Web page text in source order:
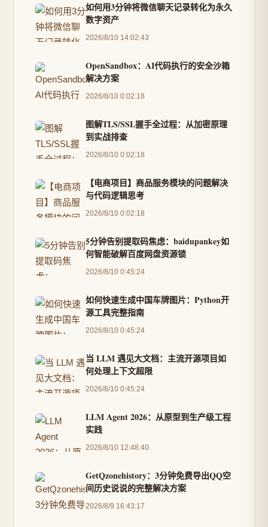
如何用3分钟将微信聊天记录转化为永久
数字资产
2026/8/10 14:02:43
OpenSandbox：AI代码执行的安全沙箱
解决方案
2026/8/10 0:02:18
图解TLS/SSL握手全过程：从加密原理
到实战排查
2026/8/10 0:02:18
【电商项目】商品服务模块的问题解决
与代码逻辑思考
2026/8/10 0:02:18
5分钟告别提取码焦虑：baidupankey如
何智能破解百度网盘资源锁
2026/8/10 0:45:24
如何快速生成中国车牌图片：Python开
源工具完整指南
2026/8/10 0:45:24
当 LLM 遇见大文档：主流开源项目如
何处理上下文超限
2026/8/10 0:45:24
LLM Agent 2026：从原型到生产级工程
实践
2026/8/10 12:48:40
GetQzonehistory：3分钟免费导出QQ空
间历史说说的完整解决方案
2026/8/9 16:43:17